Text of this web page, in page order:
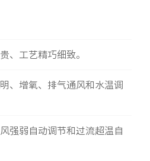
、工艺精巧细致。
、增氧、排气通风和水温调
强弱自动调节和过流超温自